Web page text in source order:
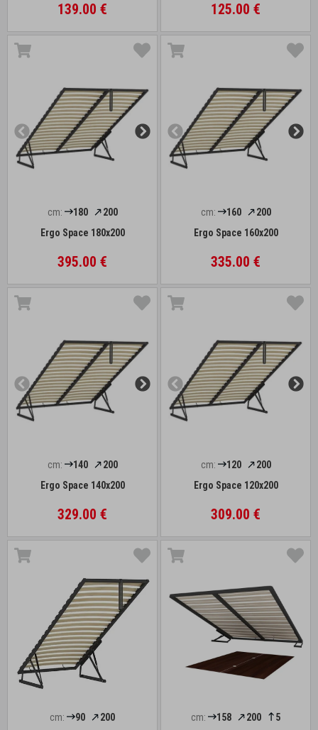
139.00 € 125.00 €
cm: 180
200
Ergo Space 180x200
395.00 €
cm: 160
200
Ergo Space 160x200
335.00 €
cm: 140
200
Ergo Space 140x200
329.00 €
cm: 120
200
Ergo Space 120x200
309.00 €
cm: 90 200 cm: 158 200 5